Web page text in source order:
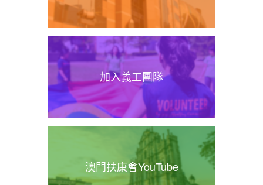
加入義工團隊
澳門扶康會YouTube